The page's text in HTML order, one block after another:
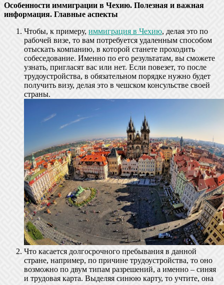
Особенности иммиграции в Чехию. Полезная и важная
информация. Главные аспекты
Чтобы, к примеру, иммиграция в Чехию, делая это по
рабочей визе, то вам потребуется удаленным способом
отыскать компанию, в которой станете проходить
собеседование. Именно по его результатам, вы сможете
узнать, пригласят вас или нет. Если повезет, то после
трудоустройства, в обязательном порядке нужно будет
получить визу, делая это в чешском консульстве своей
страны.
Что касается долгосрочного пребывания в данной
стране, например, по причине трудоустройства, то оно
возможно по двум типам разрешений, а именно – синяя
и трудовая карта. Выделяя синюю карту, то учтите, она